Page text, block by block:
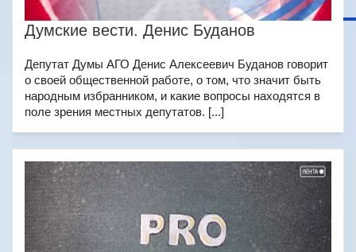
Думские вести. Денис Буданов
Депутат Думы АГО Денис Алексеевич Буданов говорит
о своей общественной работе, о том, что значит быть
народным избранником, и какие вопросы находятся в
поле зрения местных депутатов. [...]